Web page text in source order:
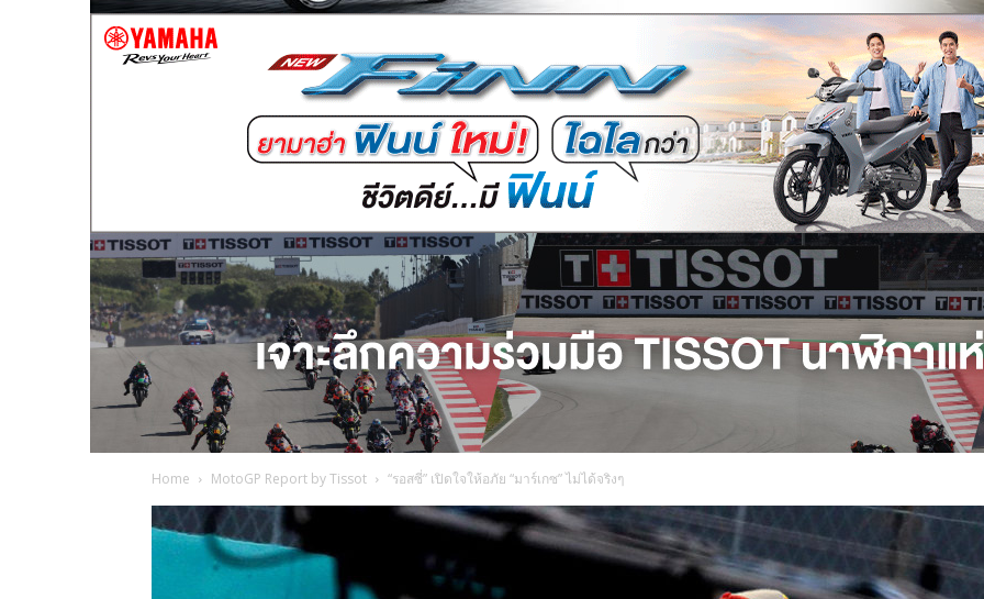
Home MotoGP Report by Tissot “รอสซี่” เปิดใจให้อภัย “มาร์เกซ” ไม่ได้จริงๆ